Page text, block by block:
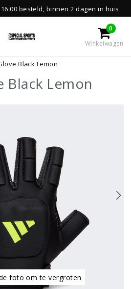
besteld, binnen 2 dagen in huis
0
Winkelwagen
Black Lemon
Black Lemon
foto om te vergroten